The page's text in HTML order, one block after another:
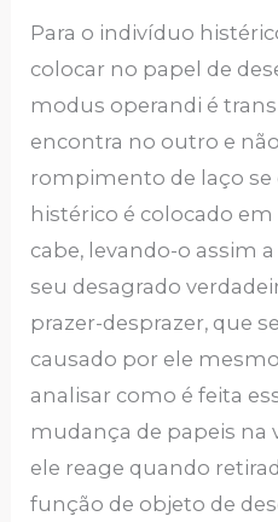
Para o indivíduo
colocar no papel de
modus operandi é
encontra no outro e
rompimento de laço se
histérico é colocado
cabe, levando-o assim
seu desagrado
prazer-desprazer, que
causado por ele
analisar como é feita
mudança de papeis na
ele reage quando
função de objeto de